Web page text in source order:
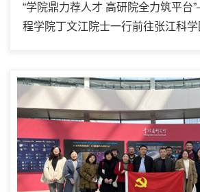
“学院鼎力荐人才 高研院全力筑平
程学院丁文江院士一行前往张江科